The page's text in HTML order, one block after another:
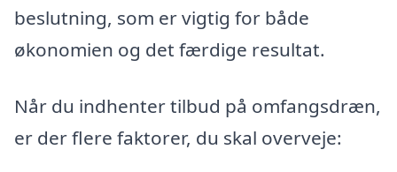
beslutning, som er vigtig for både
økonomien og det færdige resultat.
Når du indhenter tilbud på omfangsdræn,
er der flere faktorer, du skal overveje: